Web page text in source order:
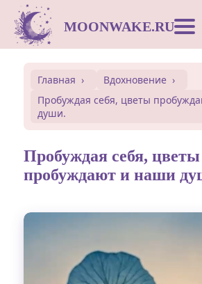
MOONWAKE.RU
Сонник
Открытки
Вдохновение
Главная
Вдохновение
Пробуждая себя, цветы
души.
Пробуждая себя, цветы
пробуждают и наши